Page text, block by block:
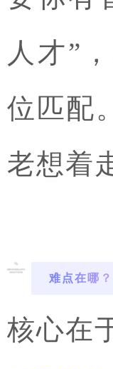
人才”
位匹配
老想着
难点在哪？
核心在